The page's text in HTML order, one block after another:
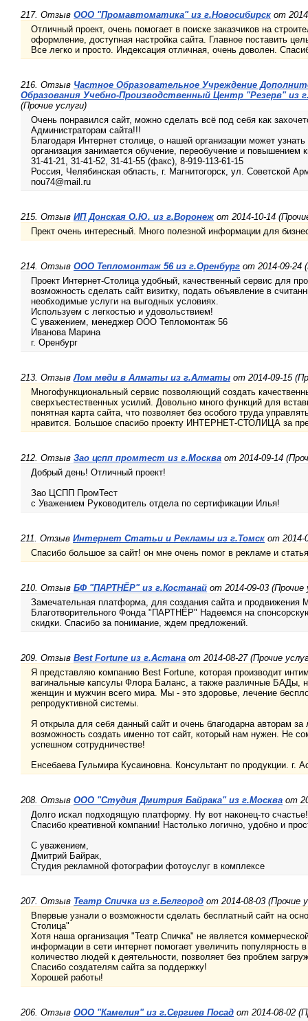
217. Отзыв ООО "Промавтоматика" из г.Новосибирск от
Отличный проект, очень помогает в поиске заказчиков на
оформление, доступная настройка сайта. Главное поставить
Все легко и просто. Индексация отличная, очень доволен.
216. Отзыв Частное Образовательное Учреждение
Образования Учебно-Производственный Центр "Резерв" из
(Прочие услуги)
Очень понравился сайт, можно сделать всё под себя как
Администраторам сайта!!!
Благодаря Интернет столице, о нашей организации может
организация занимается обучение, переобучение и повышением
31-41-21, 31-41-52, 31-41-55 (факс), 8-919-113-61-15
Россия, Челябинская область, г. Магнитогорск, ул. Советской
nou74@mail.ru
215. Отзыв ИП Донская О.Ю. из г.Воронеж от 2014-10-14
Прект очень интересный. Много полезной информации для
214. Отзыв ООО Тепломонтаж 56 из г.Оренбург от 2014-09-24
Проект Интернет-Столица удобный, качественный сервис для
возможность сделать сайт визитку, подать объявление в
необходимые услуги на выгодных условиях.
Используем с легкостью и удовольствием!
С уважением, менеджер ООО Тепломонтаж 56
Иванова Марина
г. Оренбург
213. ОтзывЛом меди в Алматы из г.Алматы от 2014-09-15
Многофункциональный сервис позволяющий создать
сверхъестественных усилий. Довольно много функций для
понятная карта сайта, что позволяет без особого труда
нравится. Большое спасибо проекту ИНТЕРНЕТ-СТОЛИЦА за
212. Отзыв Зао цспп промтест из г.Москва от 2014-09-14
Добрый день! Отличный проект!
Зао ЦСПП ПромТест
с Уважением Руководитель отдела по сертификации Илья!
211. Отзыв Интернет Статьи и Рекламы из г.Томск от 2014-
Спасибо большое за сайт! он мне очень помог в рекламе и
210. Отзыв БФ "ПАРТНЁР" из г.Костанай от 2014-09-03 (Прочие
Замечательная платформа, для создания сайта и продвижения
Благотворительного Фонда "ПАРТНЁР" Надеемся на
скидки. Спасибо за понимание, ждем предложений.
209. Отзыв Best Fortune из г.Астана от 2014-08-27 (Прочие
Я представляю компанию Best Fortune, которая производит
вагинальные капсулы Флора Баланс, а также различные БАДы,
женщин и мужчин всего мира. Мы - это здоровье, лечение
репродуктивной системы.
Я открыла для себя данный сайт и очень благодарна авторам за
возможность создать именно тот сайт, который нам нужен. Не
успешном сотрудничестве!
Енсебаева Гульмира Кусаиновна. Консультант по продукции. г.
208. Отзыв ООО "Студия Дмитрия Байрака" из г.Москва от
Долго искал подходящую платформу. Ну вот наконец-то счастье!
Спасибо креативной компании! Настолько логично, удобно и
С уважением,
Дмитрий Байрак,
Студия рекламной фотографии фотоуслуг в комплексе
207. Отзыв Театр Спичка из г.Белгород от 2014-08-03 (Прочие
Впервые узнали о возможности сделать бесплатный сайт на
Столица"
Хотя наша организация "Театр Спичка" не является
информации в сети интернет помогает увеличить популярность
количество людей к деятельности, позволяет без проблем
Спасибо создателям сайта за поддержку!
Хорошей работы!
206. Отзыв ООО "Камелия" из г.Сергиев Посад от 2014-08-02